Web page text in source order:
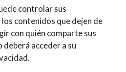
controlar sus
contenidos que dejen de
con quién comparte sus
deberá acceder a su